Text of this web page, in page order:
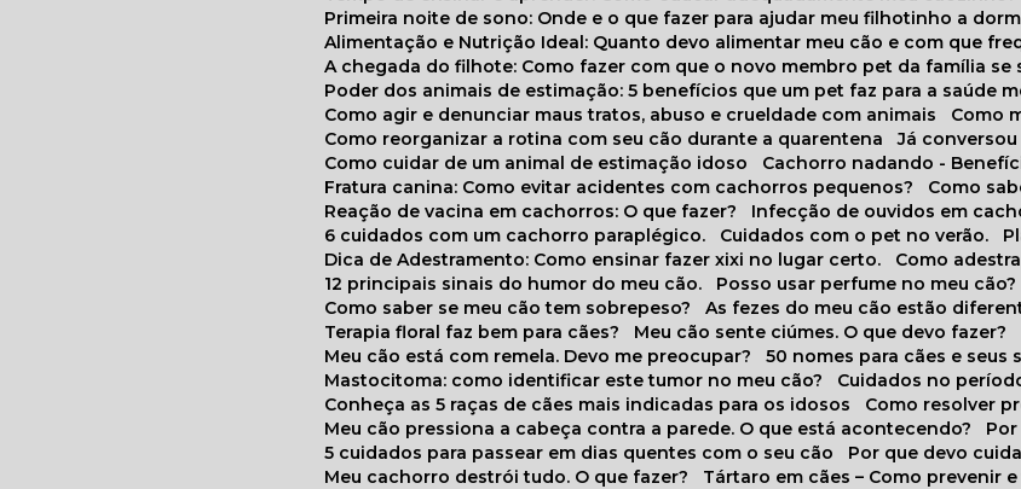
Primeira noite de sono: Onde e o que fazer para ajudar meu filhotinho a
Alimentação e Nutrição Ideal: Quanto devo alimentar meu cão e com que
A chegada do filhote: Como fazer com que o novo membro pet da família
Poder dos animais de estimação: 5 benefícios que um pet faz para a saúde
Como agir e denunciar maus tratos, abuso e crueldade com animais
Como
Como reorganizar a rotina com seu cão durante a quarentena
Já
Como cuidar de um animal de estimação idoso
Cachorro nadando -
Fratura canina: Como evitar acidentes com cachorros pequenos?
Como
Reação de vacina em cachorros: O que fazer?
Infecção de ouvidos em
6 cuidados com um cachorro paraplégico.
Cuidados com o pet no verão.
Dica de Adestramento: Como ensinar fazer xixi no lugar certo.
Como
12 principais sinais do humor do meu cão.
Posso usar perfume no meu cão?
Como saber se meu cão tem sobrepeso?
As fezes do meu cão estão
Terapia floral faz bem para cães?
Meu cão sente ciúmes. O que devo fazer?
Meu cão está com remela. Devo me preocupar?
50 nomes para cães e seus
Mastocitoma: como identificar este tumor no meu cão?
Cuidados no
Conheça as 5 raças de cães mais indicadas para os idosos
Como resolver
Meu cão pressiona a cabeça contra a parede. O que está acontecendo?
5 cuidados para passear em dias quentes com o seu cão
Por que devo
Meu cachorro destrói tudo. O que fazer?
Tártaro em cães – Como prevenir